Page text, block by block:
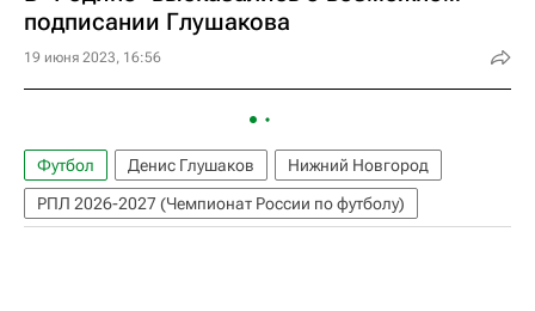
подписании Глушакова
19 июня 2023, 16:56
Футбол Денис Глушаков
Нижний Новгород
РПЛ 2026-2027 (Чемпионат России по футболу)